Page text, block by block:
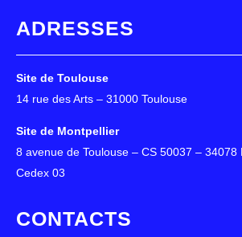
ADRESSES
Site de Toulouse
14 rue des Arts – 31000 Toulouse
Site de Montpellier
8 avenue de Toulouse – CS 50037 – 34078
Cedex 03
CONTACTS